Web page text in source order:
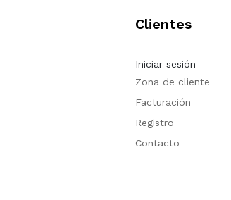
Clientes
Iniciar sesión
Zona de cliente
Facturación
Registro
Contacto